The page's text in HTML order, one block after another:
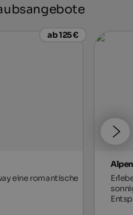
ab 125 €
eine romantische